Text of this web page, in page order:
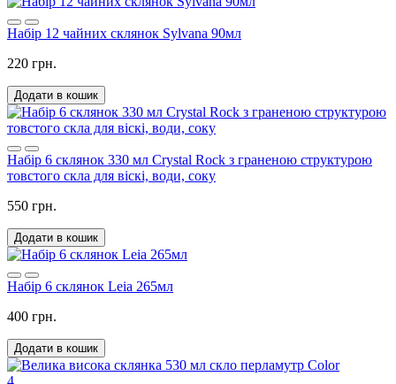
Набір 12 чайних склянок Sylvana 90мл
220 грн.
Додати в кошик
Набір 6 склянок 330 мл Crystal Rock з граненою структурою
товстого скла для віскі, води, соку
550 грн.
Додати в кошик
Набір 6 склянок Leia 265мл
400 грн.
Додати в кошик
4